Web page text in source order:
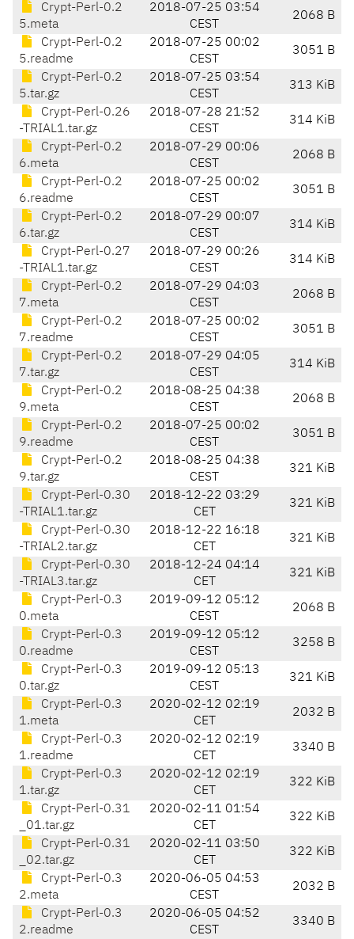
Crypt-Perl-0.2
5.meta
2018-07-25 03:54
CEST
2068 B
Crypt-Perl-0.2
5.readme
2018-07-25 00:02
CEST
3051 B
Crypt-Perl-0.2
5.tar.gz
2018-07-25 03:54
CEST
313 KiB
Crypt-Perl-0.26
-TRIAL1.tar.gz
2018-07-28 21:52
CEST
314 KiB
Crypt-Perl-0.2
6.meta
2018-07-29 00:06
CEST
2068 B
Crypt-Perl-0.2
6.readme
2018-07-25 00:02
CEST
3051 B
Crypt-Perl-0.2
6.tar.gz
2018-07-29 00:07
CEST
314 KiB
Crypt-Perl-0.27
-TRIAL1.tar.gz
2018-07-29 00:26
CEST
314 KiB
Crypt-Perl-0.2
7.meta
2018-07-29 04:03
CEST
2068 B
Crypt-Perl-0.2
7.readme
2018-07-25 00:02
CEST
3051 B
Crypt-Perl-0.2
7.tar.gz
2018-07-29 04:05
CEST
314 KiB
Crypt-Perl-0.2
9.meta
2018-08-25 04:38
CEST
2068 B
Crypt-Perl-0.2
9.readme
2018-07-25 00:02
CEST
3051 B
Crypt-Perl-0.2
9.tar.gz
2018-08-25 04:38
CEST
321 KiB
Crypt-Perl-0.30
-TRIAL1.tar.gz
2018-12-22 03:29
CET
321 KiB
Crypt-Perl-0.30
-TRIAL2.tar.gz
2018-12-22 16:18
CET
321 KiB
Crypt-Perl-0.30
-TRIAL3.tar.gz
2018-12-24 04:14
CET
321 KiB
Crypt-Perl-0.3
0.meta
2019-09-12 05:12
CEST
2068 B
Crypt-Perl-0.3
0.readme
2019-09-12 05:12
CEST
3258 B
Crypt-Perl-0.3
0.tar.gz
2019-09-12 05:13
CEST
321 KiB
Crypt-Perl-0.3
1.meta
2020-02-12 02:19
CET
2032 B
Crypt-Perl-0.3
1.readme
2020-02-12 02:19
CET
3340 B
Crypt-Perl-0.3
1.tar.gz
2020-02-12 02:19
CET
322 KiB
Crypt-Perl-0.31
_01.tar.gz
2020-02-11 01:54
CET
322 KiB
Crypt-Perl-0.31
_02.tar.gz
2020-02-11 03:50
CET
322 KiB
Crypt-Perl-0.3
2.meta
2020-06-05 04:53
CEST
2032 B
Crypt-Perl-0.3
2.readme
2020-06-05 04:52
CEST
3340 B